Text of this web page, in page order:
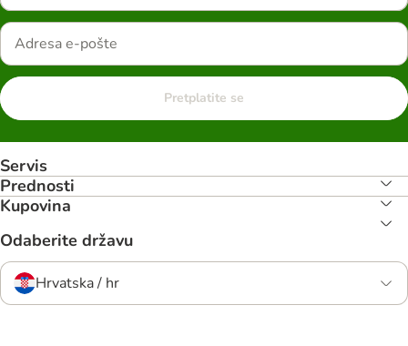
Pretplatite se
Servis
Prednosti
Kupovina
Odaberite državu
Hrvatska / hr